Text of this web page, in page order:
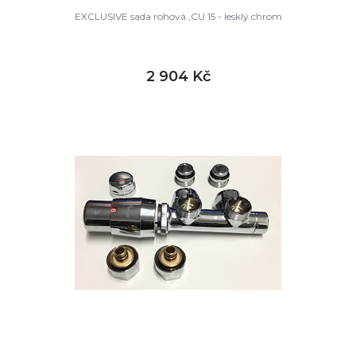
EXCLUSIVE sada rohová ,CU 15 - lesklý chrom
2 904 Kč